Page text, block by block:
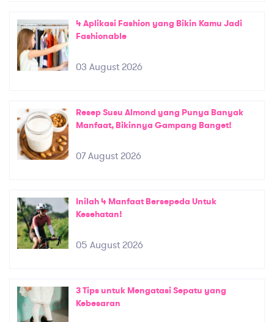
4 Aplikasi Fashion yang Bikin Kamu Jadi
Fashionable
03 August 2026
Resep Susu Almond yang Punya Banyak
Manfaat, Bikinnya Gampang Banget!
07 August 2026
Inilah 4 Manfaat Bersepeda Untuk
Kesehatan!
05 August 2026
3 Tips untuk Mengatasi Sepatu yang
Kebesaran